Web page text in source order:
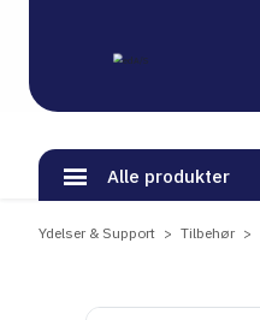
Alle produkter
Ydelser & Support Tilbehør